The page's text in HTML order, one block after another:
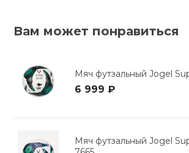
Вам может понравиться
Мяч футзальный Jogel
6 999 ₽
Мяч футзальный Jogel